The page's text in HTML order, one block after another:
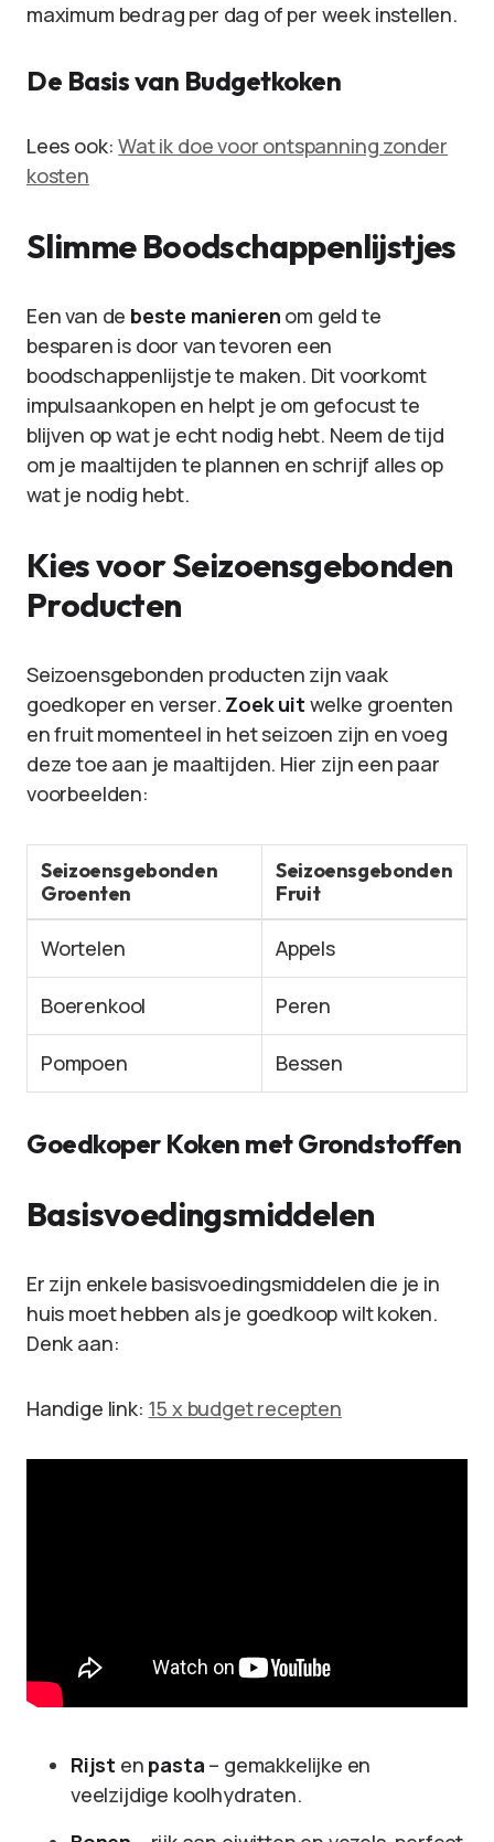
maximum bedrag per dag of per week instellen.
De Basis van Budgetkoken
Lees ook:Wat ik doe voor ontspanning zonder
kosten
Slimme Boodschappenlijstjes
Een van de beste manieren om geld te
besparen is door van tevoren een
boodschappenlijstje te maken. Dit voorkomt
impulsaankopen en helpt je om gefocust te
blijven op wat je echt nodig hebt. Neem de tijd
om je maaltijden te plannen en schrijf alles op
wat je nodig hebt.
Kies voor Seizoensgebonden
Producten
Seizoensgebonden producten zijn vaak
goedkoper en verser. Zoek uit welke groenten
en fruit momenteel in het seizoen zijn en voeg
deze toe aan je maaltijden. Hier zijn een paar
voorbeelden:
Seizoensgebonden
Groenten
Seizoensgebonden
Fruit
Wortelen Appels
Boerenkool Peren
Pompoen Bessen
Goedkoper Koken met Grondstoffen
Basisvoedingsmiddelen
Er zijn enkele basisvoedingsmiddelen die je in
huis moet hebben als je goedkoop wilt koken.
Denk aan:
Handige link: 15 x budget recepten
Rijst en pasta – gemakkelijke en
veelzijdige koolhydraten.